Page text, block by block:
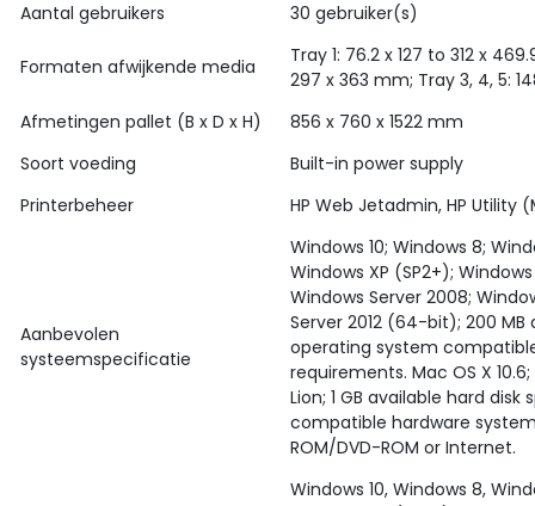
Aantal gebruikers
30 gebruiker(s)
Formaten afwijkende media
Tray 1: 76.2 x 127 to 312 x
297 x 363 mm; Tray 3, 4, 5:
Afmetingen pallet (B x D x H)
856 x 760 x 1522 mm
Soort voeding
Built-in power supply
Printerbeheer
HP Web Jetadmin, HP Utility
Aanbevolen
systeemspecificatie
Windows 10; Windows 8;
Windows XP (SP2+);
Windows Server 2008;
Server 2012 (64-bit); 200
operating system
requirements. Mac OS X
Lion; 1 GB available hard
compatible hardware
ROM/DVD-ROM or Internet.
Windows 10, Windows 8,